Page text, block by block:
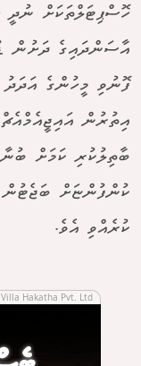
ހޮސްޕިޓަލްތަކަށް ނުދީ
އާސަންދައިގެ ދަށުން
ފޮނުވި މީހުންގެ އަދަދު
އިތުރުން
ބާތިލުކުރި ކަމަށް
ކުންފުންޏަށް
ކުރެއްވި އެވެ.
Hakatha Pvt. Ltd